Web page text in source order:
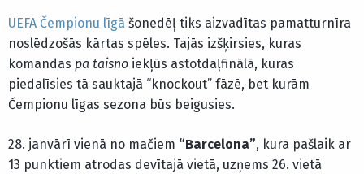
UEFA Čempionu līgā šonedēļ tiks aizvadītas pamatturnīra
noslēdzošās kārtas spēles. Tajās izšķirsies, kuras
komandas pa taisno iekļūs astotdaļfinālā, kuras
piedalīsies tā sauktajā “knockout” fāzē, bet kurām
Čempionu līgas sezona būs beigusies.
28. janvārī vienā no mačiem “Barcelona”, kura pašlaik ar
13 punktiem atrodas devītajā vietā, uzņems 26. vietā